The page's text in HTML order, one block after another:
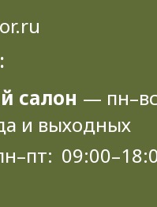
салон —
и выходных